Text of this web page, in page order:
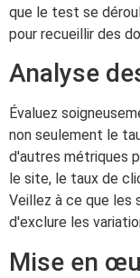
que le test se
pour recueillir des
Analyse
Évaluez
non seulement le
d'autres métriques
le site, le taux de
Veillez à ce que
d'exclure les
Mise en